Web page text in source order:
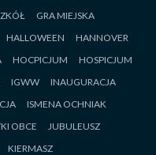
GRA MIEJSKA
HALLOWEEN
HANNOVER
HOCPICJUM
HOSPICJUM
IGWW
INAUGURACJA
ISMENA OCHNIAK
OBCE
JUBULEUSZ
KIERMASZ